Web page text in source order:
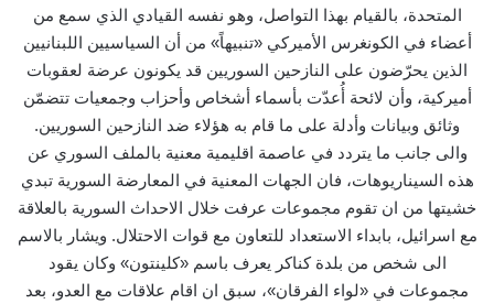
المتحدة، بالقيام بهذا التواصل، وهو نفسه القيادي الذي سمع من
أعضاء في الكونغرس الأميركي «تنبيهاً» من أن السياسيين اللبنانيين
الذين يحرّضون على النازحين السوريين قد يكونون عرضة لعقوبات
أميركية، وأن لائحة أُعدّت بأسماء أشخاص وأحزاب وجمعيات تتضمّن
وثائق وبيانات وأدلة على ما قام به هؤلاء ضد النازحين السوريين.
والى جانب ما يتردد في عاصمة اقليمية معنية بالملف السوري عن
هذه السيناريوهات، فان الجهات المعنية في المعارضة السورية تبدي
خشيتها من ان تقوم مجموعات عرفت خلال الاحداث السورية بالعلاقة
مع اسرائيل، بابداء الاستعداد للتعاون مع قوات الاحتلال. ويشار بالاسم
الى شخص من بلدة كناكر يعرف باسم «كلينتون» وكان يقود
مجموعات في «لواء الفرقان»، سبق ان اقام علاقات مع العدو، بعد